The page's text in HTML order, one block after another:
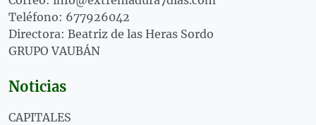
Teléfono: 677926042
Directora: Beatriz de las Heras Sordo
GRUPO VAUBÁN
Noticias
CAPITALES